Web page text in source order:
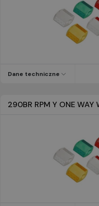
Dane techniczne
290BR RPM Y ONE WAY